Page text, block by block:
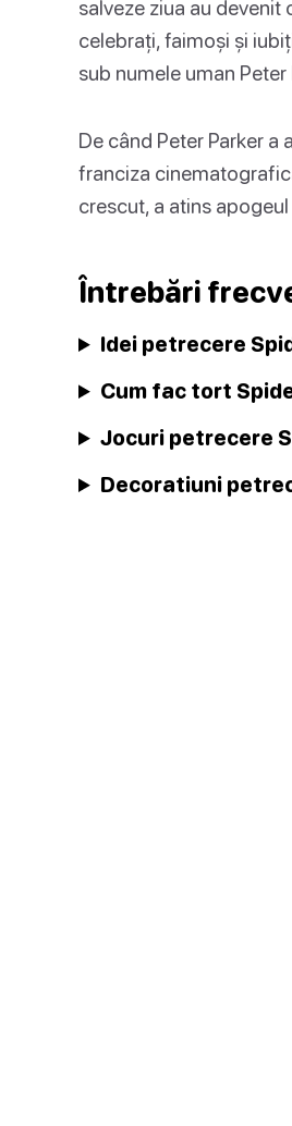
salveze ziua au
celebrați, faimoși și
sub numele uman Peter
De când Peter Parker
franciza
crescut, a atins
Întrebări
Idei petrecere
Cum fac tort
Jocuri petrecere
Decoratiuni